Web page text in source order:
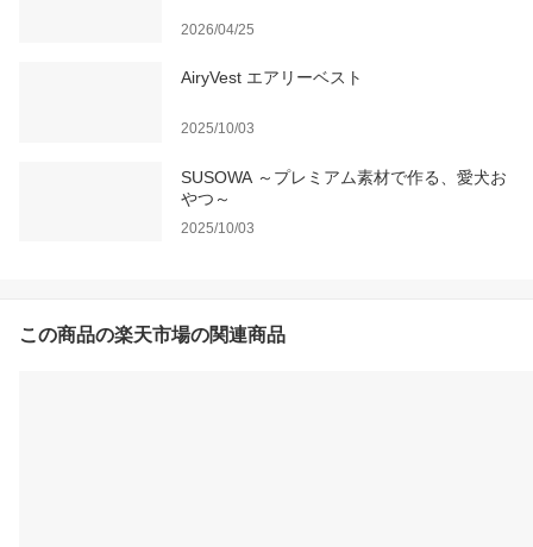
2026/04/25
AiryVest エアリーベスト
2025/10/03
SUSOWA ～プレミアム素材で作る、愛犬お
やつ～
2025/10/03
この商品の楽天市場の関連商品